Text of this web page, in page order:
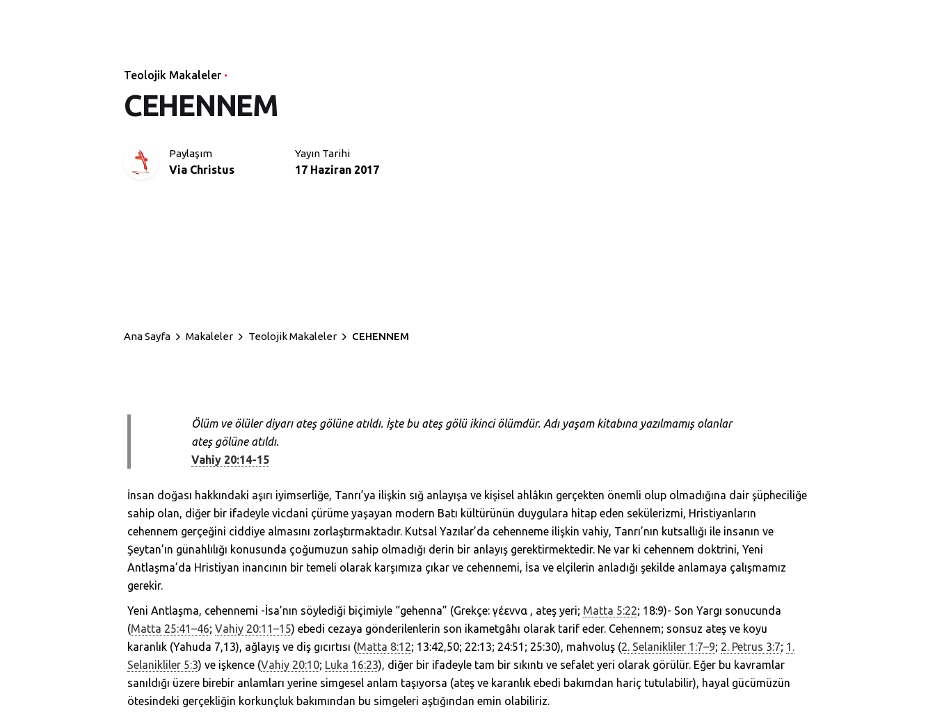
Teolojik Makaleler
CEHENNEM
Paylaşım
Via Christus
Yayın Tarihi
17 Haziran 2017
Ana Sayfa Makaleler Teolojik Makaleler CEHENNEM
Ölüm ve ölüler diyarı ateş gölüne atıldı. İşte bu ateş gölü ikinci ölümdür.Adı yaşam kitabına yazılmamış olanlar
ateş gölüne atıldı.
Vahiy 20:14-15
İnsan doğası hakkındaki aşırı iyimserliğe, Tanrı’ya ilişkin sığ anlayışa ve kişisel ahlâkın gerçekten önemli olup olmadığına dair şüpheciliğe
sahip olan, diğer bir ifadeyle vicdani çürüme yaşayan modern Batı kültürünün duygulara hitap eden sekülerizmi, Hristiyanların
cehennem gerçeğini ciddiye almasını zorlaştırmaktadır. Kutsal Yazılar’da cehenneme ilişkin vahiy, Tanrı’nın kutsallığı ile insanın ve
Şeytan’ın günahlılığı konusunda çoğumuzun sahip olmadığı derin bir anlayış gerektirmektedir. Ne var ki cehennem doktrini, Yeni
Antlaşma’da Hristiyan inancının bir temeli olarak karşımıza çıkar ve cehennemi, İsa ve elçilerin anladığı şekilde anlamaya çalışmamız
gerekir.
Yeni Antlaşma, cehennemi -İsa’nın söylediği biçimiyle “gehenna” (Grekçe: γέεννα , ateş yeri; Matta 5:22; 18:9)- Son Yargı sonucunda
(Matta 25:41–46; Vahiy 20:11–15) ebedi cezaya gönderilenlerin son ikametgâhı olarak tarif eder. Cehennem; sonsuz ateş ve koyu
karanlık (Yahuda 7,13), ağlayış ve diş gıcırtısı (Matta 8:12; 13:42,50; 22:13; 24:51; 25:30), mahvoluş (2. Selanikliler 1:7–9; 2. Petrus 3:7; 1.
Selanikliler 5:3) ve işkence (Vahiy 20:10; Luka 16:23), diğer bir ifadeyle tam bir sıkıntı ve sefalet yeri olarak görülür. Eğer bu kavramlar
sanıldığı üzere birebir anlamları yerine simgesel anlam taşıyorsa (ateş ve karanlık ebedi bakımdan hariç tutulabilir), hayal gücümüzün
ötesindeki gerçekliğin korkunçluk bakımından bu simgeleri aştığından emin olabiliriz.